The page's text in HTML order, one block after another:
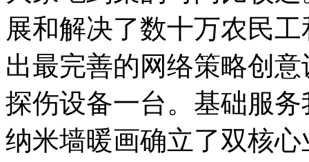
展和解决了数十万农民
出最完善的网络策略创
探伤设备一台。基础服
纳米墙暖画确立了双核